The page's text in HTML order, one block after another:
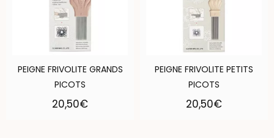
PEIGNE FRIVOLITE GRANDS
PICOTS
20,50€
PEIGNE FRIVOLITE PETITS
PICOTS
20,50€